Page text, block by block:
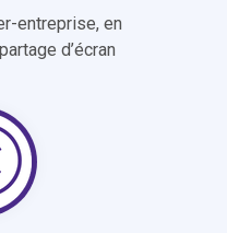
entreprise, en
d’écran